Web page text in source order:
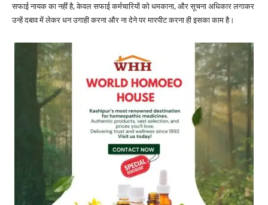
सफाई नायक का नहीं है, केवल सफाई कर्मचारियों को धमकाना, और सूचना अधिकार लगाकर
उन्हें दबाव में लेकर धन उगाही करना और ना देने पर मारपीट करना ही इसका काम है।